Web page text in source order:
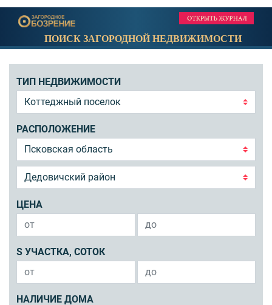
ПОИСК ЗАГОРОДНОЙ НЕДВИЖИМОСТИ
ТИП НЕДВИЖИМОСТИ
РАСПОЛОЖЕНИЕ
ЦЕНА
S УЧАСТКА, СОТОК
НАЛИЧИЕ ДОМА